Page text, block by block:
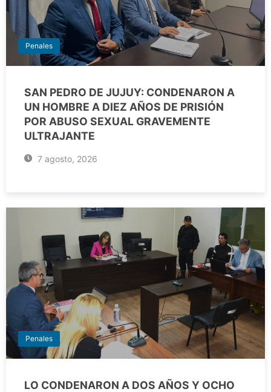
Penales
SAN PEDRO DE JUJUY: CONDENARON A
UN HOMBRE A DIEZ AÑOS DE PRISIÓN
POR ABUSO SEXUAL GRAVEMENTE
ULTRAJANTE
7 agosto, 2026
Penales
LO CONDENARON A DOS AÑOS Y OCHO